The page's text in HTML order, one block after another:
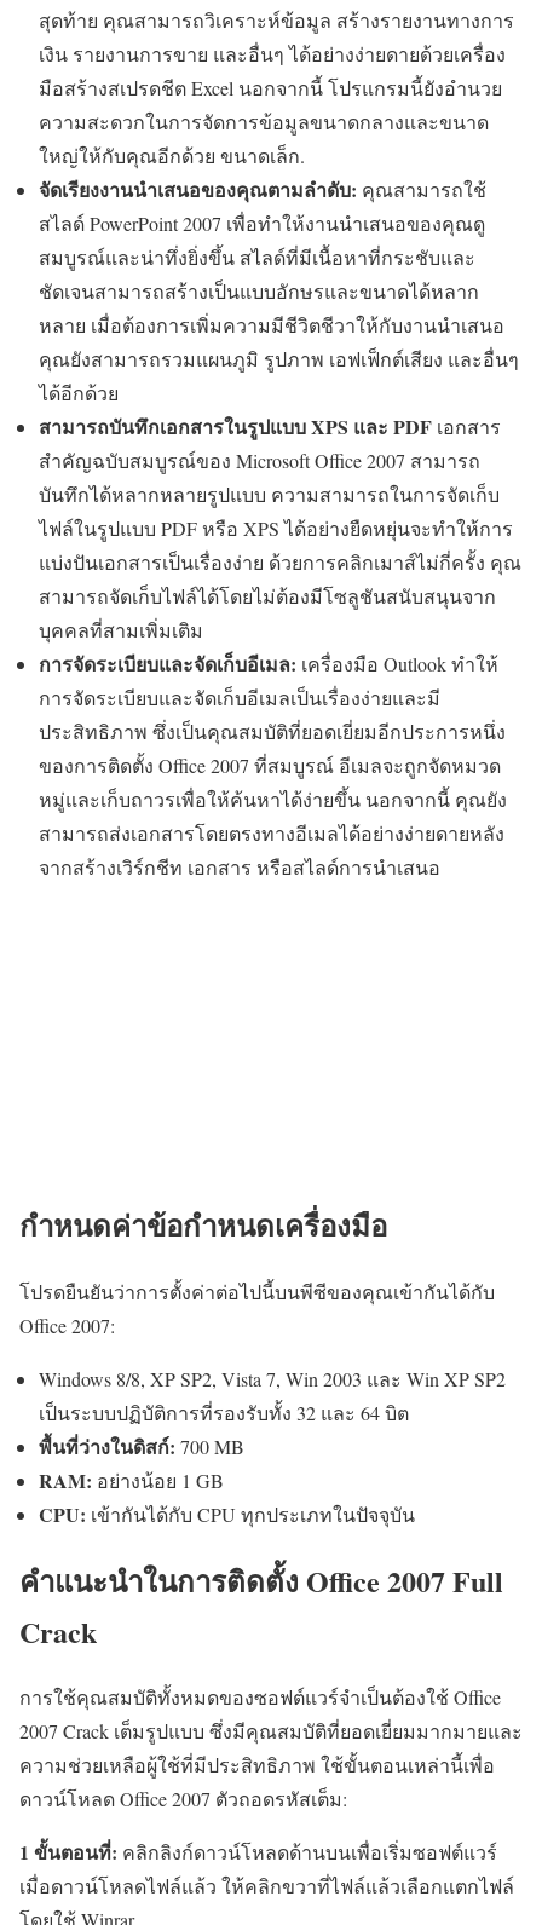
สุดท้าย คุณสามารถวิเคราะห์ข้อมูล สร้างรายงานทางการ
เงิน รายงานการขาย และอื่นๆ ได้อย่างง่ายดายด้วยเครื่อง
มือสร้างสเปรดชีต Excel นอกจากนี้ โปรแกรมนี้ยังอำนวย
ความสะดวกในการจัดการข้อมูลขนาดกลางและขนาด
ใหญ่ให้กับคุณอีกด้วย ขนาดเล็ก.
จัดเรียงงานนำเสนอของคุณตามลำดับ: คุณสามารถใช้
สไลด์ PowerPoint 2007 เพื่อทำให้งานนำเสนอของคุณดู
สมบูรณ์และน่าทึ่งยิ่งขึ้น สไลด์ที่มีเนื้อหาที่กระชับและ
ชัดเจนสามารถสร้างเป็นแบบอักษรและขนาดได้หลาก
หลาย เมื่อต้องการเพิ่มความมีชีวิตชีวาให้กับงานนำเสนอ
คุณยังสามารถรวมแผนภูมิ รูปภาพ เอฟเฟ็กต์เสียง และอื่นๆ
ได้อีกด้วย
สามารถบันทึกเอกสารในรูปแบบ XPS และ PDF เอกสาร
สำคัญฉบับสมบูรณ์ของ Microsoft Office 2007 สามารถ
บันทึกได้หลากหลายรูปแบบ ความสามารถในการจัดเก็บ
ไฟล์ในรูปแบบ PDF หรือ XPS ได้อย่างยืดหยุ่นจะทำให้การ
แบ่งปันเอกสารเป็นเรื่องง่าย ด้วยการคลิกเมาส์ไม่กี่ครั้ง คุณ
สามารถจัดเก็บไฟล์ได้โดยไม่ต้องมีโซลูชันสนับสนุนจาก
บุคคลที่สามเพิ่มเติม
การจัดระเบียบและจัดเก็บอีเมล: เครื่องมือ Outlook ทำให้
การจัดระเบียบและจัดเก็บอีเมลเป็นเรื่องง่ายและมี
ประสิทธิภาพ ซึ่งเป็นคุณสมบัติที่ยอดเยี่ยมอีกประการหนึ่ง
ของการติดตั้ง Office 2007 ที่สมบูรณ์ อีเมลจะถูกจัดหมวด
หมู่และเก็บถาวรเพื่อให้ค้นหาได้ง่ายขึ้น นอกจากนี้ คุณยัง
สามารถส่งเอกสารโดยตรงทางอีเมลได้อย่างง่ายดายหลัง
จากสร้างเวิร์กชีท เอกสาร หรือสไลด์การนำเสนอ
กำหนดค่าข้อกำหนดเครื่องมือ
โปรดยืนยันว่าการตั้งค่าต่อไปนี้บนพีซีของคุณเข้ากันได้กับ
Office 2007:
Windows 8/8, XP SP2, Vista 7, Win 2003 และ Win XP SP2
เป็นระบบปฏิบัติการที่รองรับทั้ง 32 และ 64 บิต
พื้นที่ว่างในดิสก์: 700 MB
RAM: อย่างน้อย 1 GB
CPU: เข้ากันได้กับ CPU ทุกประเภทในปัจจุบัน
คำแนะนำในการติดตั้ง Office 2007 Full
Crack
การใช้คุณสมบัติทั้งหมดของซอฟต์แวร์จำเป็นต้องใช้ Office
2007 Crack เต็มรูปแบบ ซึ่งมีคุณสมบัติที่ยอดเยี่ยมมากมายและ
ความช่วยเหลือผู้ใช้ที่มีประสิทธิภาพ ใช้ขั้นตอนเหล่านี้เพื่อ
ดาวน์โหลด Office 2007 ตัวถอดรหัสเต็ม:
1 ขั้นตอนที่: คลิกลิงก์ดาวน์โหลดด้านบนเพื่อเริ่มซอฟต์แวร์
เมื่อดาวน์โหลดไฟล์แล้ว ให้คลิกขวาที่ไฟล์แล้วเลือกแตกไฟล์